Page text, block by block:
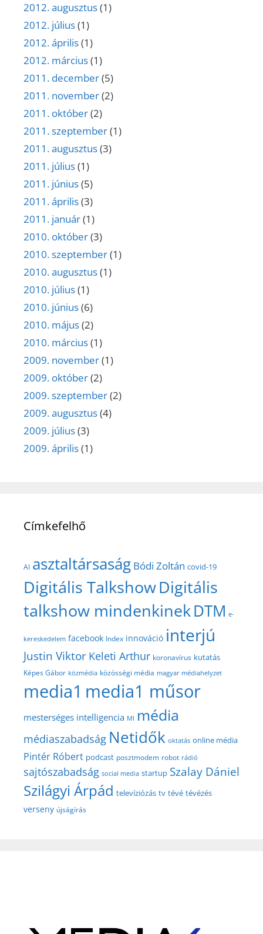
2012. augusztus(1)
2012. július(1)
2012. április(1)
2012. március(1)
2011. december(5)
2011. november(2)
2011. október(2)
2011. szeptember(1)
2011. augusztus(3)
2011. július(1)
2011. június(5)
2011. április(3)
2011. január(1)
2010. október(3)
2010. szeptember(1)
2010. augusztus(1)
2010. július(1)
2010. június(6)
2010. május(2)
2010. március(1)
2009. november(1)
2009. október(2)
2009. szeptember(2)
2009. augusztus(4)
2009. július(3)
2009. április(1)
Címkefelhő
AI asztaltársaság Bódi Zoltán covid-19
Digitális TalkshowDigitális
talkshow mindenkinekDTM e-
kereskedelem facebook Index innováció interjú
Justin Viktor Keleti Arthur koronavírus kutatás
Képes Gábor közmédia közösségi média magyar médiahelyzet
media1 media1 műsor
mesterséges intelligencia MI média
médiaszabadság Netidők oktatás online média
Pintér Róbert podcast posztmodem robot rádió
sajtószabadság social media startup Szalay Dániel
Szilágyi Árpád televíziózás tv tévé tévézés
verseny újságírás